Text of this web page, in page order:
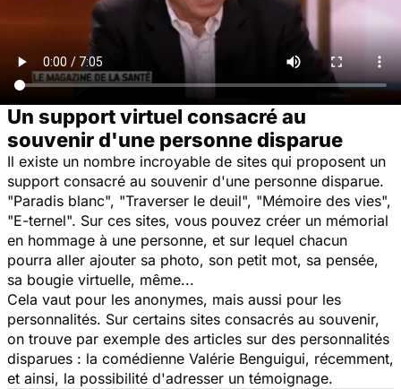
Un support virtuel consacré au
souvenir d'une personne disparue
Il existe un nombre incroyable de sites qui proposent un
support consacré au souvenir d'une personne disparue.
"Paradis blanc", "Traverser le deuil", "Mémoire des vies",
"E-ternel". Sur ces sites, vous pouvez créer un mémorial
en hommage à une personne, et sur lequel chacun
pourra aller ajouter sa photo, son petit mot, sa pensée,
sa bougie virtuelle, même...
Cela vaut pour les anonymes, mais aussi pour les
personnalités. Sur certains sites consacrés au souvenir,
on trouve par exemple des articles sur des personnalités
disparues : la comédienne Valérie Benguigui, récemment,
et ainsi, la possibilité d'adresser un témoignage.